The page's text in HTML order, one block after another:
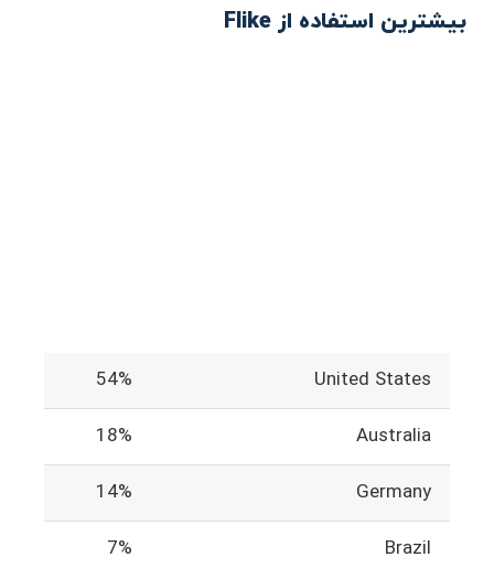
بیشترین استفاده از Flike
United States
54%
Australia
18%
Germany
14%
Brazil
7%